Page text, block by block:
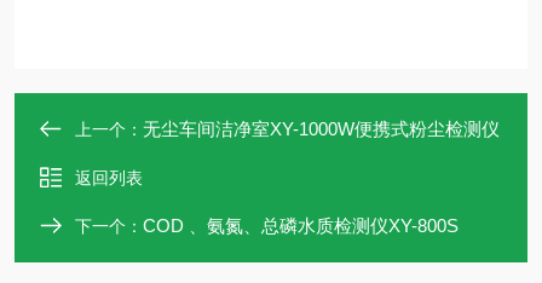
上一个： 无尘车间洁净室XY-1000W便携式粉尘检测仪
返回列表
下一个： COD 、氨氮、总磷水质检测仪XY-800S